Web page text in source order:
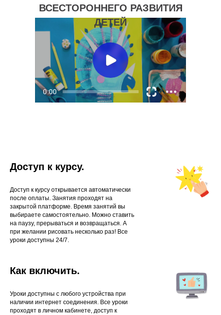
ВСЕСТОРОННЕГО РАЗВИТИЯ
ДЕТЕЙ
Доступ к курсу.
Доступ к курсу открывается автоматически
после оплаты. Занятия проходят на
закрытой платформе. Время занятий вы
выбираете самостоятельно. Можно ставить
на паузу, прерываться и возвращаться. А
при желании рисовать несколько раз! Все
уроки доступны 24/7.
Как включить.
Уроки доступны с любого устройства при
наличии интернет соединения. Все уроки
проходят в личном кабинете, доступ к